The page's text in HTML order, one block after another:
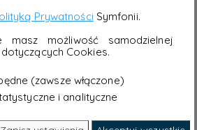
Prywatności Symfonii.
masz możliwość samodzielnej
Cookies.
(zawsze włączone)
i analityczne